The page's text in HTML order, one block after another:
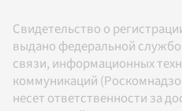
Свидетельство о
выдано федеральной
связи, информационных
коммуникаций
несет ответственности за